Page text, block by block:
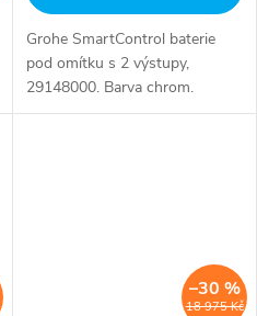
Grohe SmartControl baterie
pod omítku s 2 výstupy,
29148000. Barva chrom.
18 975 Kč
–30 %